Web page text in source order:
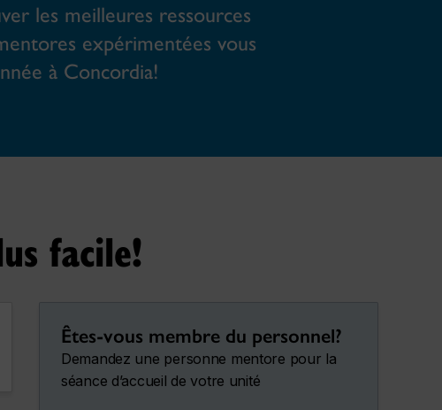
les meilleures ressources
expérimentées vous
à Concordia!
facile!
Êtes-vous membre du personnel?
Demandez une personne mentore pour la
séance d’accueil de votre unité